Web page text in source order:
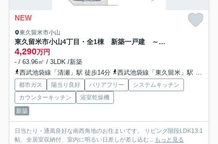
NEW
東久留米市小山
東久留米市小山4丁目・全1棟 新築一戸建 ～南西角地～
4,290万円
- / 63.96㎡ / 3LDK /新築
西武池袋線「清瀬」駅 徒歩14分
西武池袋線「東久留米」駅 徒歩16分
都市ガス 陽当り良好 バリアフリー
システムキッチン
カウンターキッチン
浴室乾燥機
新築
日当たり・通風良好な南西角地のお住まいです。 リビング階段LDK13.1
帖、全居室収納付、室内に明るい日差しが差し込む... もっと見る